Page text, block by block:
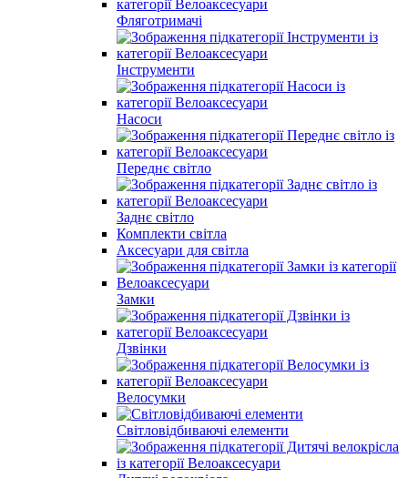
Фляготримачі
Інструменти
Насоси
Переднє світло
Заднє світло
Комплекти світла
Аксесуари для світла
Замки
Дзвінки
Велосумки
Світловідбиваючі елементи